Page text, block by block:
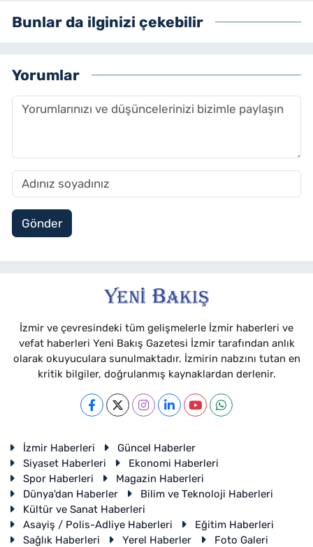
Bunlar da ilginizi çekebilir
Yorumlar
Gönder
İzmir ve çevresindeki tüm gelişmelerle İzmir haberleri ve
vefat haberleri Yeni Bakış Gazetesi İzmir tarafından anlık
olarak okuyuculara sunulmaktadır. İzmirin nabzını tutan en
kritik bilgiler, doğrulanmış kaynaklardan derlenir.
İzmir Haberleri
Güncel Haberler
Siyaset Haberleri
Ekonomi Haberleri
Spor Haberleri
Magazin Haberleri
Dünya'dan Haberler
Bilim ve Teknoloji Haberleri
Kültür ve Sanat Haberleri
Asayiş / Polis-Adliye Haberleri
Eğitim Haberleri
Sağlık Haberleri
Yerel Haberler Foto Galeri